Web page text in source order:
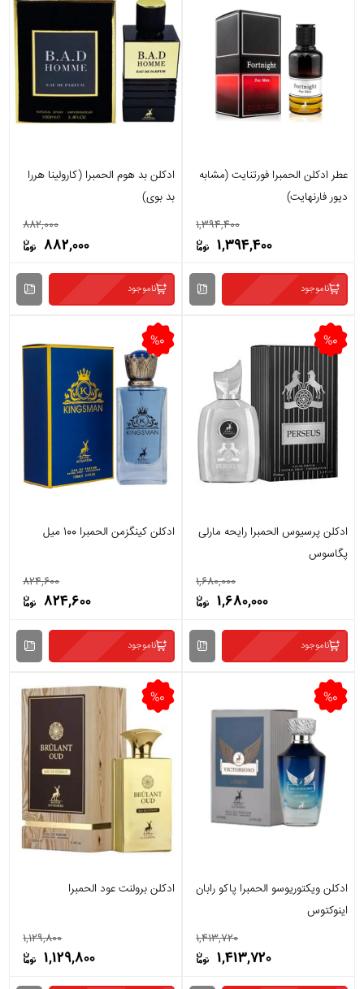
عطر ادکلن الحمبرا فورتنایت (مشابه
دیور فارنهایت)
1,394,400
1,394,400
ناموجود
ادکلن بد هوم الحمبرا (کارولینا هررا
بد بوی)
882,000
882,000
ناموجود
ادکلن پرسیوس الحمبرا رایحه مارلی
پگاسوس
1,680,000
%0
1,680,000
ناموجود
ادکلن کینگزمن الحمبرا 100 میل
824,600
%0
824,600
ناموجود
ادکلن ویکتوریوسو الحمبرا پاکو رابان
اینوکتوس
1,413,720
%0
1,413,720
ادکلن برولنت عود الحمبرا
1,129,800
%0
1,129,800